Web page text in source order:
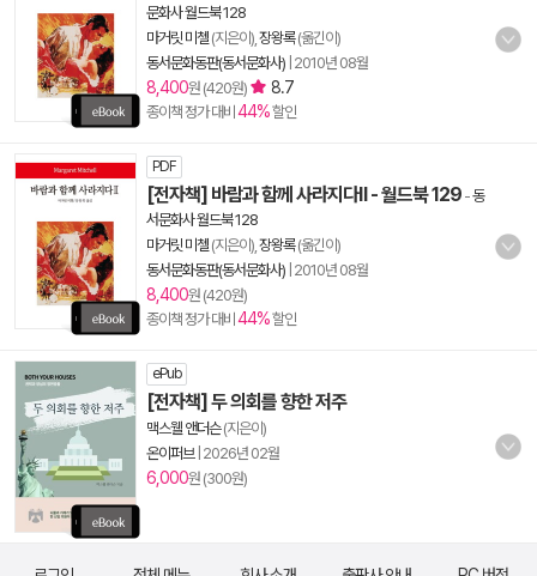
문화사 월드북 128
마거릿 미첼 (지은이), 장왕록(옮긴이)
동서문화동판(동서문화사) 2010년 08월
8,400원 (420원) 8.7
종이책 정가 대비 44%할인
PDF
[전자책] 바람과 함께 사라지다Ⅱ - 월드북 129 -동
서문화사 월드북 128
마거릿 미첼 (지은이), 장왕록(옮긴이)
동서문화동판(동서문화사) 2010년 08월
8,400원 (420원)
종이책 정가 대비 44%할인
ePub
[전자책] 두 의회를 향한 저주
맥스웰 앤더슨(지은이)
온이퍼브| 2026년 02월
6,000원 (300원)